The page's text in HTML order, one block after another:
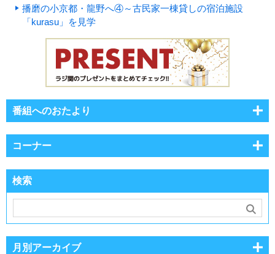
播磨の小京都・龍野へ④～古民家一棟貸しの宿泊施設
「kurasu」を見学
番組へのおたより
コーナー
検索
月別アーカイブ